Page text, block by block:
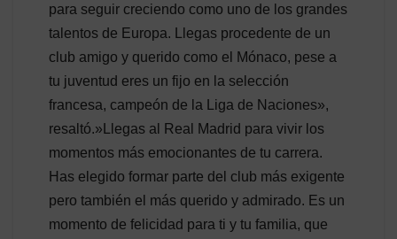
para seguir creciendo como uno de los grandes
talentos de Europa. Llegas procedente de un
club amigo y querido como el Mónaco, pese a
tu juventud eres un fijo en la selección
francesa, campeón de la Liga de Naciones»,
resaltó.»Llegas al Real Madrid para vivir los
momentos más emocionantes de tu carrera.
Has elegido formar parte del club más exigente
pero también el más querido y admirado. Es un
momento de felicidad para ti y tu familia, que